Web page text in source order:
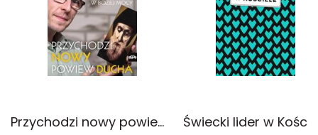
Przychodzi nowy powiew Ducha. O św. Charbelu, mistyce i posługiwaniu w Bożej mocy Świecki lider w